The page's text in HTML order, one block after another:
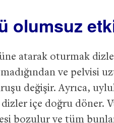
olumsuz
atarak oturmak
ve pelvisi
değişir. Ayrıca,
dizler içe doğru döner.
bozulur ve tüm